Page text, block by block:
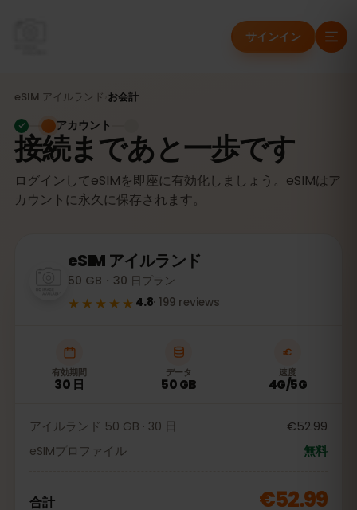
サインイン
eSIM アイルランド お会計
接続まであと一歩です
ログインしてeSIMを即座に有効化しましょう。eSIMはア
カウントに永久に保存されます。
アカウント
eSIM アイルランド
50 GB・30 日プラン
★★★★★ 4.8· 199 reviews
有効期間
30 日
データ
50 GB
速度
4G/5G
アイルランド 50 GB · 30 日
€52.99
eSIMプロファイル
無料
合計 €52.99